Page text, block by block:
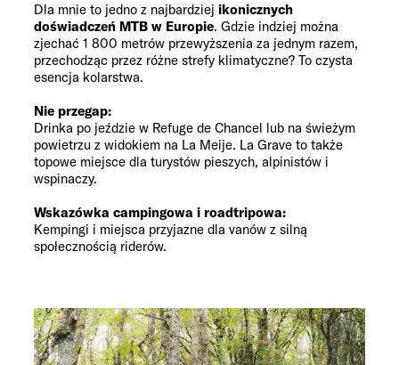
Dla mnie to jedno z najbardziej ikonicznych
doświadczeń MTB w Europie. Gdzie indziej można
zjechać 1 800 metrów przewyższenia za jednym razem,
przechodząc przez różne strefy klimatyczne? To czysta
esencja kolarstwa.
Nie przegap:
Drinka po jeździe w Refuge de Chancel lub na świeżym
powietrzu z widokiem na La Meije. La Grave to także
topowe miejsce dla turystów pieszych, alpinistów i
wspinaczy.
Wskazówka campingowa i roadtripowa:
Kempingi i miejsca przyjazne dla vanów z silną
społecznością riderów.